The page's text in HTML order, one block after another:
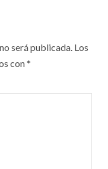
será publicada. Los
con*